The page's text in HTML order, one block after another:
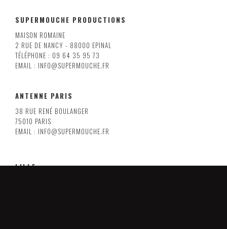
SUPERMOUCHE PRODUCTIONS
MAISON ROMAINE
2 RUE DE NANCY - 88000 EPINAL
TÉLÉPHONE : 09 64 35 95 73
EMAIL : INFO@SUPERMOUCHE.FR
ANTENNE PARIS
38 RUE RENÉ BOULANGER
75010 PARIS
EMAIL : INFO@SUPERMOUCHE.FR
LILLE